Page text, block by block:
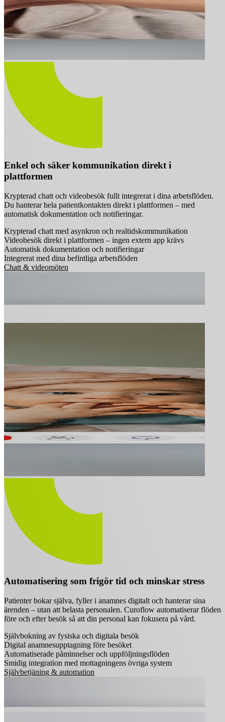
Enkel och säker kommunikation direkt i
plattformen
Krypterad chatt och videobesök fullt integrerat i dina arbetsflöden.
Du hanterar hela patientkontakten direkt i plattformen – med
automatisk dokumentation och notifieringar.
Krypterad chatt med asynkron och realtidskommunikation
Videobesök direkt i plattformen – ingen extern app krävs
Automatisk dokumentation och notifieringar
Integrerat med dina befintliga arbetsflöden
Chatt & videomöten
Automatisering som frigör tid och minskar stress
Patienter bokar själva, fyller i anamnes digitalt och hanterar sina
ärenden – utan att belasta personalen. Curoflow automatiserar flöden
före och efter besök så att din personal kan fokusera på vård.
Självbokning av fysiska och digitala besök
Digital anamnesupptagning före besöket
Automatiserade påminnelser och uppföljningsflöden
Smidig integration med mottagningens övriga system
Självbetjäning & automation